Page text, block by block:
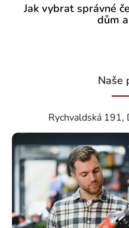
Jak vybrat správné
dům
Naše
Rychvaldská